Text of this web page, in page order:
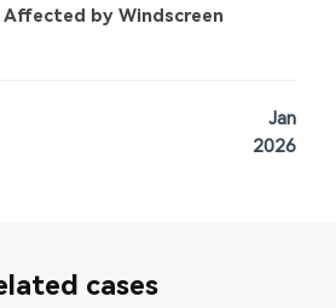
by Windscreen
Jan
2026
cases